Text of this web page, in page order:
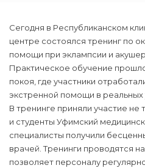
Сегодня в Республиканском
центре состоялся тренинг по
помощи при эклампсии и
Практическое обучение
покоя, где участники
экстренной помощи в реальных
В тренинге приняли участие не
и студенты Уфимский
специалисты получили
врачей. Тренинги проводятся
позволяет персоналу